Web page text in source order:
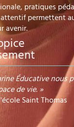
pratiques
permettent
avenir.
Éducative nous
de vie. »
Saint Thomas